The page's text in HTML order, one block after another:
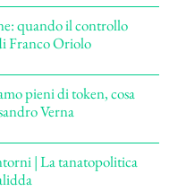
quando il controllo
Franco Oriolo
pieni di token, cosa
Verna
| La tanatopolitica